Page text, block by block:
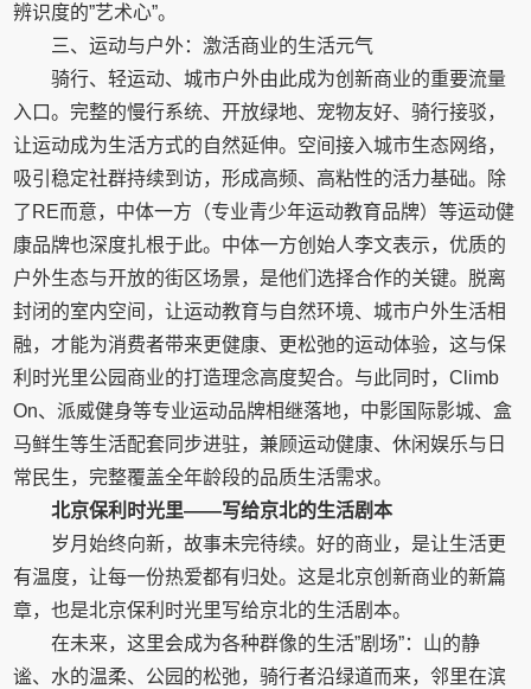
辨识度的”艺术心”。
三、运动与户外：激活商业的生活元气
骑行、轻运动、城市户外由此成为创新商业的重要流量
入口。完整的慢行系统、开放绿地、宠物友好、骑行接驳，
让运动成为生活方式的自然延伸。空间接入城市生态网络，
吸引稳定社群持续到访，形成高频、高粘性的活力基础。除
了RE而意，中体一方（专业青少年运动教育品牌）等运动健
康品牌也深度扎根于此。中体一方创始人李文表示，优质的
户外生态与开放的街区场景，是他们选择合作的关键。脱离
封闭的室内空间，让运动教育与自然环境、城市户外生活相
融，才能为消费者带来更健康、更松弛的运动体验，这与保
利时光里公园商业的打造理念高度契合。与此同时，Climb
On、派威健身等专业运动品牌相继落地，中影国际影城、盒
马鲜生等生活配套同步进驻，兼顾运动健康、休闲娱乐与日
常民生，完整覆盖全年龄段的品质生活需求。
北京保利时光里——写给京北的生活剧本
岁月始终向新，故事未完待续。好的商业，是让生活更
有温度，让每一份热爱都有归处。这是北京创新商业的新篇
章，也是北京保利时光里写给京北的生活剧本。
在未来，这里会成为各种群像的生活”剧场”：山的静
谧、水的温柔、公园的松弛，骑行者沿绿道而来，邻里在滨